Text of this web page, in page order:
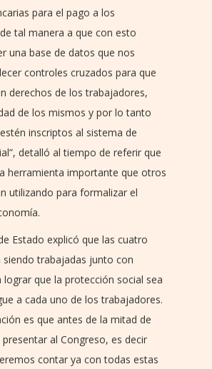
para el pago a los
tal manera a que con esto
una base de datos que nos
controles cruzados para que
derechos de los trabajadores,
de los mismos y por lo tanto
inscriptos al sistema de
detalló al tiempo de referir que
herramienta importante que otros
utilizando para formalizar el
Estado explicó que las cuatro
siendo trabajadas junto con
lograr que la protección social sea
a cada uno de los trabajadores.
es que antes de la mitad de
al Congreso, es decir
contar ya con todas estas